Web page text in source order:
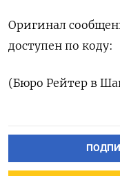
Оригинал
доступен по коду:
(Бюро Рейтер в